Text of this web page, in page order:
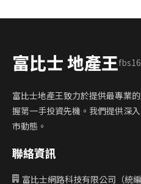
富比士 地產王
富比士地產王致力於提供最專業
握第一手投資先機。我們提供深
市動態。
聯絡資訊
富比士網路科技有限公司（統